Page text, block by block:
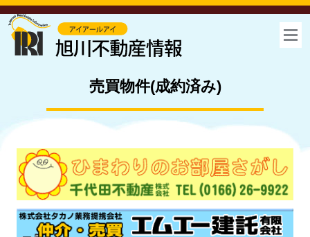
お気に入り 売買 賃貸
売買物件(成約済み)